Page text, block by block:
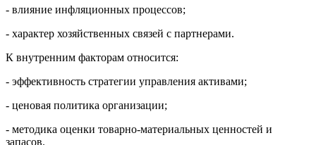
- влияние инфляционных процессов;
- характер хозяйственных связей с партнерами.
К внутренним факторам относится:
- эффективность стратегии управления активами;
- ценовая политика организации;
- методика оценки товарно-материальных ценностей и
запасов.